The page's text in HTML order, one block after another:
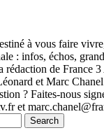
à vous faire
: infos, échos,
rédaction de France
et Marc
? Faites-nous
et